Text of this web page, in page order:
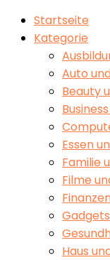
Startseite
Kategorie
Auto
Beauty
Essen
Familie
Filme
Gadgets
Haus